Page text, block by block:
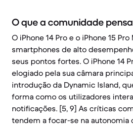
O que a comunidade pensa
O iPhone 14 Pro e o iPhone 15 Pro
smartphones de alto
seus pontos fortes. O iPhone 14
elogiado pela sua câmara
introdução da Dynamic Island,
forma como os utilizadores
notificações. [5, 9] As críticas
tendem a focar-se na autonomia